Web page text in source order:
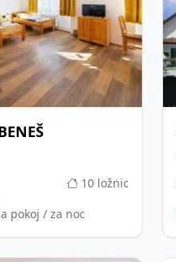
10 ložnic
pokoj / za noc